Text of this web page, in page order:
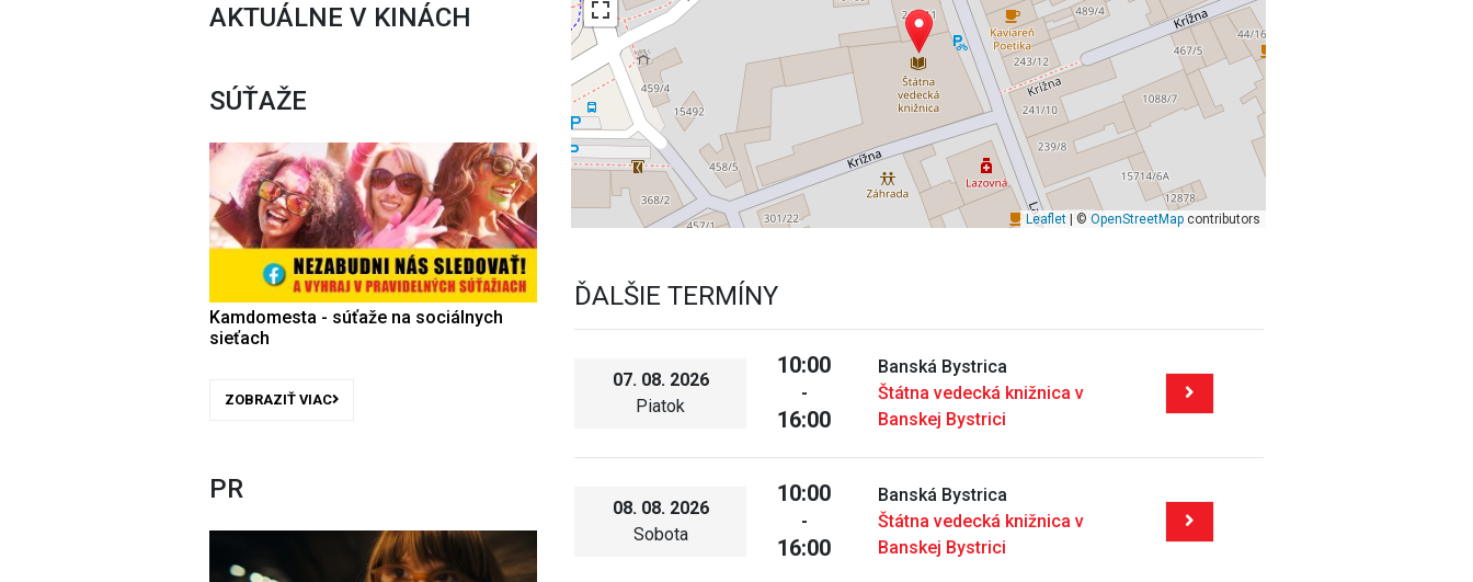
AKTUÁLNE V KINÁCH
SÚŤAŽE
Kamdomesta - súťaže na sociálnych
sieťach
ZOBRAZIŤ VIAC
PR
Leaflet| © OpenStreetMapcontributors
ĎALŠIE TERMÍNY
07. 08. 2026
Piatok
10:00
-
16:00
Banská Bystrica
Štátna vedecká knižnica v
Banskej Bystrici
08. 08. 2026
Sobota
10:00
-
16:00
Banská Bystrica
Štátna vedecká knižnica v
Banskej Bystrici